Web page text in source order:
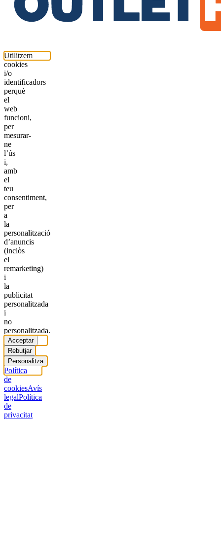
Utilitzem
cookies
i/o
identificadors
perquè
el
web
funcioni,
per
mesurar-
ne
l’ús
i,
amb
el
teu
consentiment,
per
a
la
personalització
d’anuncis
(inclòs
el
remarketing)
i
la
publicitat
personalitzada
i
no
personalitzada.
Acceptar
Rebutjar
Personalitza
Política
de
cookiesAvís
legalPolítica
de
privacitat